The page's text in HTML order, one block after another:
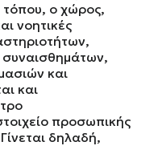
τόπου, ο χώρος,
νοητικές
και
και
προσωπικής
δηλαδή,